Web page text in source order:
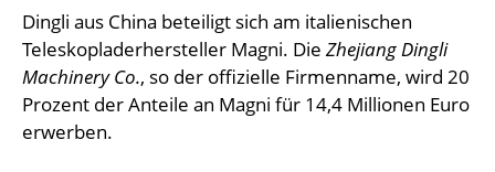
Dingli aus China beteiligt sich am italienischen
Teleskopladerhersteller Magni. Die Zhejiang Dingli
Machinery Co., so der offizielle Firmenname, wird 20
Prozent der Anteile an Magni für 14,4 Millionen Euro
erwerben.